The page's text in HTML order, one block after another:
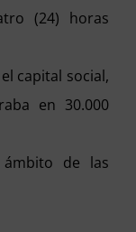
(24) horas
capital social,
en 30.000
de las